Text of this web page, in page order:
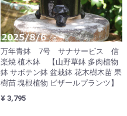
万年青鉢 7号 サナサービス 信
楽焼 植木鉢 【山野草鉢 多肉植物
鉢 サボテン鉢 盆栽鉢 花木樹木苗 果
樹苗 塊根植物 ビザールプランツ】
¥ 3,795